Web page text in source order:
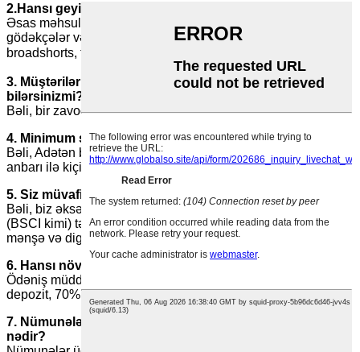
2.Hansı geyim növlərini istehsal edirsiniz?
Əsas məhsullarımız sweatshirt, kapüşonlu gödəkçə,
gödəkçələr və alt paltarlar, kürək yaxa, sweatshorts,
broadshorts, t-shirt， parçalardır.
3. Müştərilər üçün OEM və ya ODM və ya şəxsi etiket edə
bilərsinizmi?
Bəli, bir zavod olaraq, OEM və ODM hamısı mövcuddur.
4. Minimum sifariş miqdarınız varmı?
Bəli, Adətən bizim MOQ 1000pcs / rəngdir. Ancaq stok parça
anbarı ilə kiçik miqdarda daha az MOQ sifariş edə bilərik.
5. Siz müvafiq sənədləri təqdim edə bilərsinizmi?
Bəli, biz əksər sənədləri, o cümlədən Audit Sertifikatlarını
(BSCI kimi) təmin edə bilərik; Sığorta; Tələb olunduqda
mənşə və digər ixrac sənədləri.
6. Hansı növ ödəniş üsullarını qəbul edirsiniz?
Ödəniş müddətimiz sifariş təsdiqləndikdə əvvəlcədən 30%
depozit, 70% balans B/L surətinə qarşı ödənilir.
7. Nümunələrin haqqı və ETD vaxtı Toplu istehsallar
nədir?